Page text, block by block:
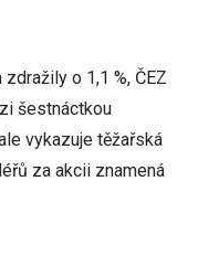
o 1,1 %, ČEZ
šestnáctkou
vykazuje těžařská
za akcii znamená